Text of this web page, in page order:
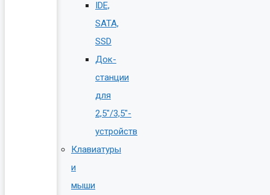
IDE,
SATA,
SSD
Док-
станции
для
2,5″/3,5″-
устройств
Клавиатуры
и
мыши